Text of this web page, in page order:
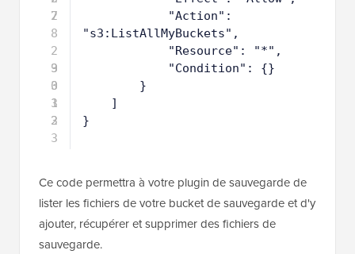
7
2
8
2
9
3
0
3
1
3
2
3
3
"Action":
"s3:ListAllMyBuckets",
"Resource": "*",
"Condition": {}
}
]
}
Ce code permettra à votre plugin de sauvegarde de
lister les fichiers de votre bucket de sauvegarde et d'y
ajouter, récupérer et supprimer des fichiers de
sauvegarde.